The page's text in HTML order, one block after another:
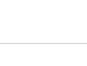
導彈、12套M270多管